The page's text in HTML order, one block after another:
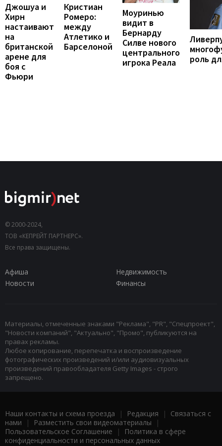
Джошуа и
Хирн
настаивают
на
британской
арене для
боя с
Фьюри
Кристиан
Ромеро:
между
Атлетико и
Барселоной
Моуринью
видит в
Бернарду
Силве нового
центрального
игрока Реала
роль
© 2000-2024,
ТОВ «КЕПРЕЙТ ПАРТНЕРС».
Все права защищены.
Афиша
Недвижимость
Новости
Финансы
Материалы, отмеченные знаками "Реклама", "PR", "Спецпроект",
"Новости компаний", "Актуально", "Промо", публикуются на
правах рекламы.
Любое копирование, перепечатка и воспроизведение
фотографических произведений и/или аудиовизуальных
произведений правообладателя Getty Images - строго
запрещено.
Наши контакты и схема проезда | Редакция | Связаться с
нами | Разместить свои видеоматериалы |
Пользовательское Соглашение |
Политика в сфере
конфиденциальности и персональных данных